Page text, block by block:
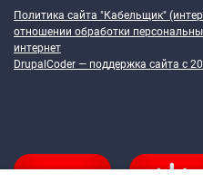
Политика сайта "Кабельщик"
отношении обработки
интернет
DrupalCoder — поддержка сайта c